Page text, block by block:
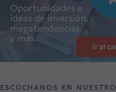
ESCÚCHANOS EN NUESTRO